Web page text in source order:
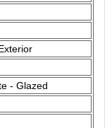
- Glazed